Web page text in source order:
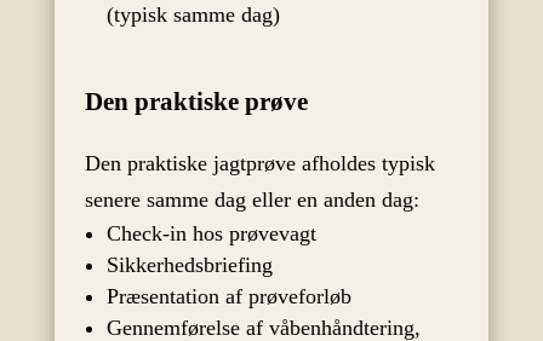
(typisk samme dag)
Den praktiske prøve
Den praktiske jagtprøve afholdes typisk
senere samme dag eller en anden dag:
Check-in hos prøvevagt
Sikkerhedsbriefing
Præsentation af prøveforløb
Gennemførelse af våbenhåndtering,